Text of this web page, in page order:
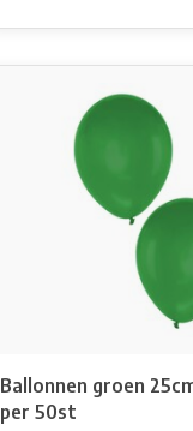
Ballonnen groen
per 50st